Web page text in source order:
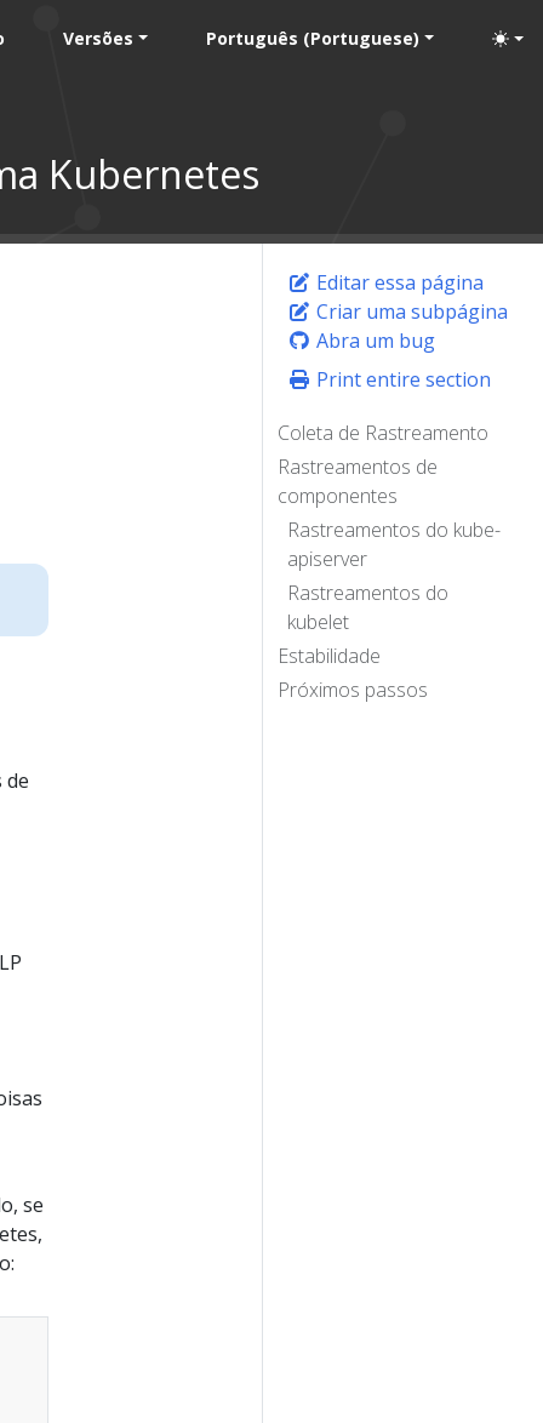
Versões Português (Portuguese)
Kubernetes
Editar essa página
Criar uma subpágina
Abra um bug
Print entire section
Coleta de Rastreamento
Rastreamentos de
componentes
Rastreamentos do kube-
apiserver
Rastreamentos do
kubelet
Estabilidade
Próximos passos
de
se